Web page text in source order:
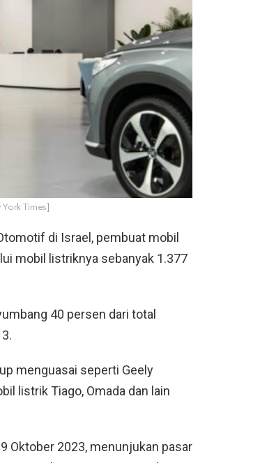
Times]
di Israel, pembuat mobil
mobil listriknya sebanyak 1.377
40 persen dari total
menguasai seperti Geely
listrik Tiago, Omada dan lain
Oktober 2023, menunjukan pasar